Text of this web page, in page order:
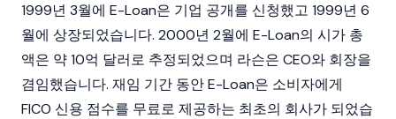
1999년 3월에 E-Loan은 기업 공개를 신청했고 1999년 6
월에 상장되었습니다. 2000년 2월에 E-Loan의 시가 총
액은 약 10억 달러로 추정되었으며 라슨은 CEO와 회장을
겸임했습니다. 재임 기간 동안 E-Loan은 소비자에게
FICO 신용 점수를 무료로 제공하는 최초의 회사가 되었습